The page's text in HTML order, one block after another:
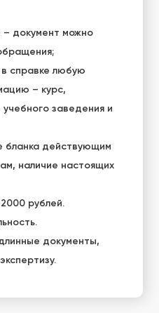
документ можно
в справке любую
– курс,
заведения и
бланка действующим
наличие настоящих
рублей.
документы,